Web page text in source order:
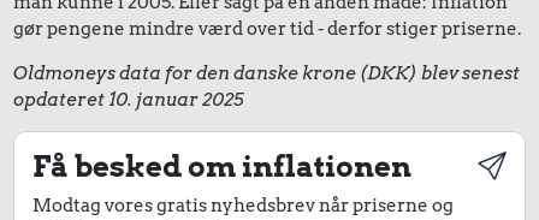
gør pengene mindre værd over tid - derfor stiger priserne.
Oldmoneys data for den danske krone (DKK) blev senest
opdateret 10. januar 2025
Få besked om inflationen
Modtag vores gratis nyhedsbrev når priserne og